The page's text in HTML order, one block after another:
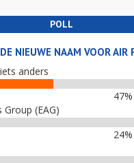
POLL
NIEUWE NAAM VOOR AIR
anders
Group (EAG)